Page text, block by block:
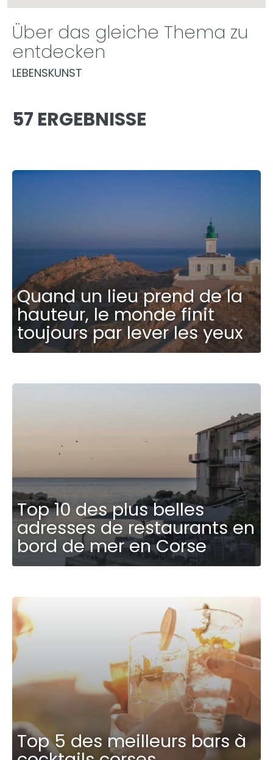
Über das gleiche Thema zu
entdecken
LEBENSKUNST
57 ERGEBNISSE
Quand un lieu prend de la
hauteur, le monde finit
toujours par lever les yeux
Top 10 des plus belles
adresses de restaurants en
bord de mer en Corse
Top 5 des meilleurs bars à